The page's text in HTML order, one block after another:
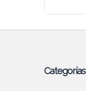
Categorías